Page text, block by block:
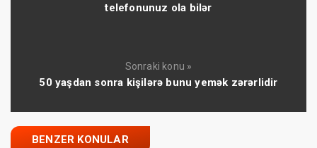
telefonunuz ola bilər
Sonraki konu »
50 yaşdan sonra kişilərə bunu yemək zərərlidir
BENZER KONULAR